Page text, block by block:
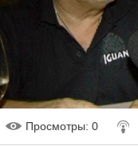
Просмотры: 0